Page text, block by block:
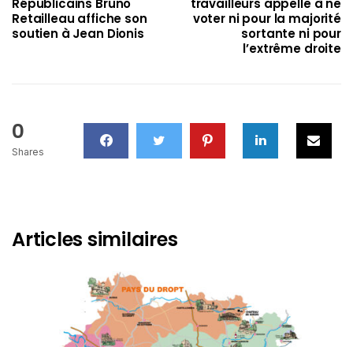
Républicains Bruno
Retailleau affiche son
soutien à Jean Dionis
travailleurs appelle à ne
voter ni pour la majorité
sortante ni pour
l’extrême droite
0
Shares
Articles similaires